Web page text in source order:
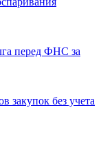
перед ФНС за
закупок без учета